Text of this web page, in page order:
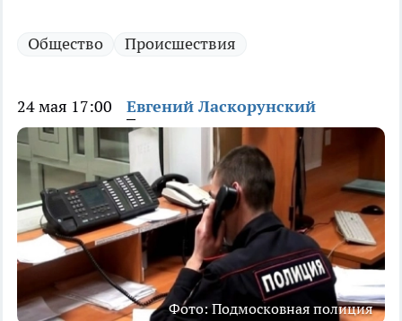
Общество Происшествия
24 мая 17:00 Евгений Ласкорунский
Фото: Подмосковная полиция